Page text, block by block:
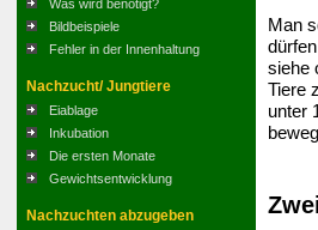
Was wird benötigt?
Bildbeispiele
Fehler in der Innenhaltung
Nachzucht/ Jungtiere
Eiablage
Inkubation
Die ersten Monate
Gewichtsentwicklung
Nachzuchten abzugeben
Man
siehe
Tiere
unter